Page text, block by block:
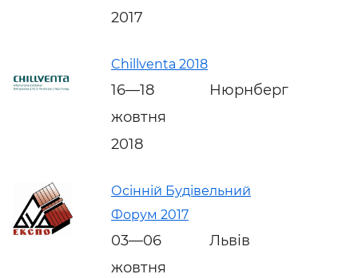
2017
Chillventa 2018
16—18
жовтня
2018
Нюрнберг
Осінній Будівельний
Форум 2017
03—06
жовтня
Львів